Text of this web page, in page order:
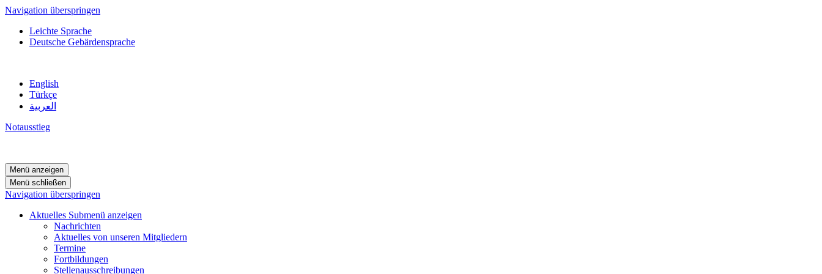
Navigation überspringen
Leichte Sprache
Deutsche Gebärdensprache
English
Türkçe
العربية
Notausstieg
Menü anzeigen
Menü schließen
Navigation überspringen
Aktuelles Submenü anzeigen
Nachrichten
Aktuelles von unseren Mitgliedern
Termine
Fortbildungen
Stellenausschreibungen